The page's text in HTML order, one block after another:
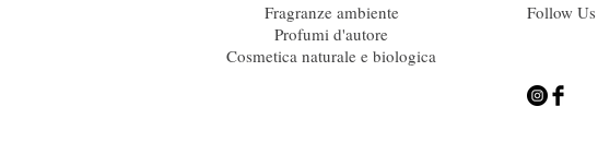
Fragranze ambiente
Profumi d'autore
Cosmetica naturale e biologica
Follow Us